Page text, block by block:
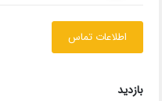
اطلاعات تماس
بازدید